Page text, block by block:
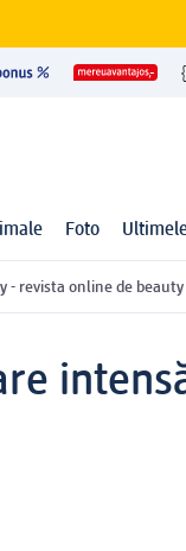
Foto
- revista online de beauty